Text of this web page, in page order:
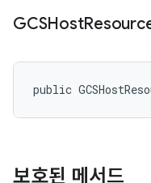
GCSHost
public
보호된 메서드